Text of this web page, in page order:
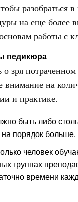
разобраться
на еще более
работы с
педикюра
зря
внимание на
и практике.
быть либо
на порядок больше.
человек
группах
времени